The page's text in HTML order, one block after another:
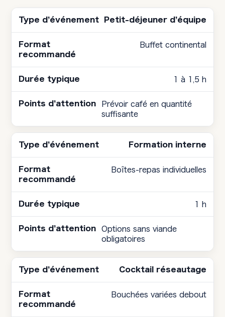
Petit-déjeuner d’équipe
Buffet continental
1 à 1,5 h
Prévoir café en quantité
suffisante
Formation interne
Boîtes-repas individuelles
1 h
Options sans viande
obligatoires
Cocktail réseautage
Bouchées variées debout